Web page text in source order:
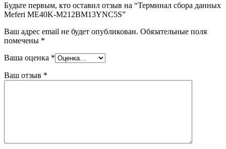
Будьте первым, кто оставил отзыв на “Терминал сбора данных
Meferi ME40K-M212BM13YNC5S”
Ваш адрес email не будет опубликован. Обязательные поля
помечены *
Ваша оценка *
Ваш отзыв *